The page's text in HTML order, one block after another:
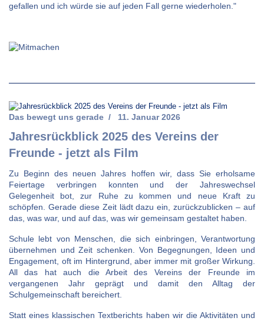
gefallen und ich würde sie auf jeden Fall gerne wiederholen."
Jahresrückblick 2025 des Vereins der
Freunde - jetzt als Film
Das bewegt uns gerade 11. Januar 2026
Zu Beginn des neuen Jahres hoffen wir, dass Sie erholsame
Feiertage verbringen konnten und der Jahreswechsel
Gelegenheit bot, zur Ruhe zu kommen und neue Kraft zu
schöpfen. Gerade diese Zeit lädt dazu ein, zurückzublicken – auf
das, was war, und auf das, was wir gemeinsam gestaltet haben.
Schule lebt von Menschen, die sich einbringen, Verantwortung
übernehmen und Zeit schenken. Von Begegnungen, Ideen und
Engagement, oft im Hintergrund, aber immer mit großer Wirkung.
All das hat auch die Arbeit des Vereins der Freunde im
vergangenen Jahr geprägt und damit den Alltag der
Schulgemeinschaft bereichert.
Statt eines klassischen Textberichts haben wir die Aktivitäten und